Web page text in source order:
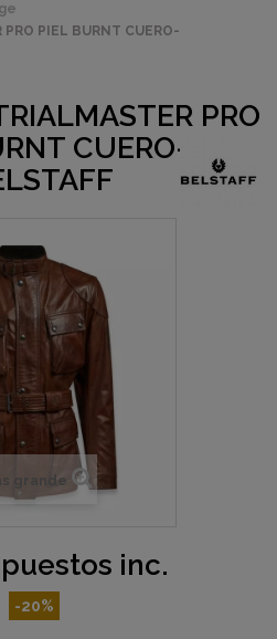
PIEL BURNT CUERO-
PRO
CUERO-
grande
inc.
-20%